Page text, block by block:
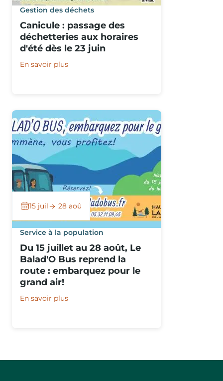
Gestion des déchets
Canicule : passage des
déchetteries aux horaires
d'été dès le 23 juin
En savoir plus
15 juil 28 aoû
Service à la population
Du 15 juillet au 28 août, Le
Balad'O Bus reprend la
route : embarquez pour le
grand air!
En savoir plus